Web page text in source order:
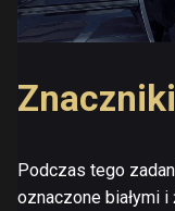
Podczas tego
oznaczone białymi